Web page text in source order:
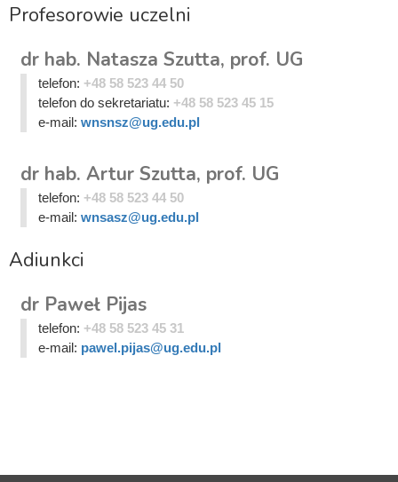
Profesorowie uczelni
dr hab. Natasza Szutta, prof. UG
telefon: +48 58 523 44 50
telefon do sekretariatu: +48 58 523 45 15
e-mail: wnsnsz@ug.edu.pl
dr hab. Artur Szutta, prof. UG
telefon: +48 58 523 44 50
e-mail: wnsasz@ug.edu.pl
Adiunkci
dr Paweł Pijas
telefon: +48 58 523 45 31
e-mail: pawel.pijas@ug.edu.pl